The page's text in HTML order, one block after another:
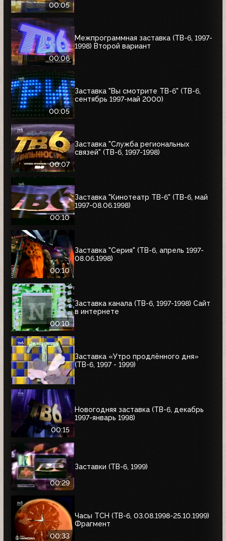
00:05
00:06
Межпрограммная заставка (ТВ-6, 1997-
1998) Второй вариант
00:05
Заставка "Вы смотрите ТВ-6" (ТВ-6,
сентябрь 1997-май 2000)
00:07
Заставка "Служба региональных
связей" (ТВ-6, 1997-1998)
00:10
Заставка "Кинотеатр ТВ-6" (ТВ-6, май
1997-08.06.1998)
00:10
Заставка "Серия" (ТВ-6, апрель 1997-
08.06.1998)
00:10
Заставка канала (ТВ-6, 1997-1998) Сайт
в интернете
Заставка «Утро продлённого дня»
(ТВ-6, 1997 - 1999)
00:15
Новогодняя заставка (ТВ-6, декабрь
1997-январь 1998)
00:29
Заставки (ТВ-6, 1999)
00:33
Часы ТСН (ТВ-6, 03.08.1998-25.10.1999)
Фрагмент